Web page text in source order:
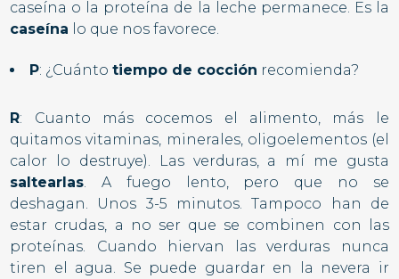
caseína o la proteína de la leche permanece. Es la
caseína lo que nos favorece.
P: ¿Cuántotiempo de cocción recomienda?
R: Cuanto más cocemos el alimento, más le
quitamos vitaminas, minerales, oligoelementos (el
calor lo destruye). Las verduras, a mí me gusta
saltearlas . A fuego lento, pero que no se
deshagan. Unos 3-5 minutos. Tampoco han de
estar crudas, a no ser que se combinen con las
proteínas. Cuando hiervan las verduras nunca
tiren el agua. Se puede guardar en la nevera ir